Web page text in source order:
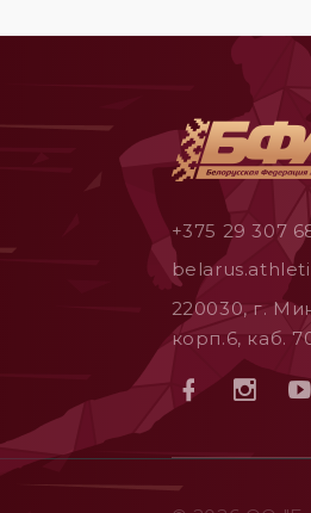
+375 29 307
220030, г.
корп.6, каб.